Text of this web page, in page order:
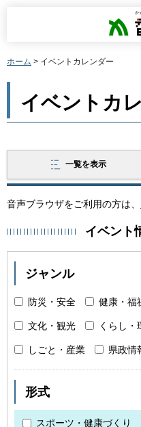
ホーム > イベントカレンダー
イベントカ
一覧を表示
音声ブラウザをご利用の方は、
イベント
ジャンル
防災・安全 健康・福
文化・観光 くらし・
しごと・産業 県政情
形式
スポーツ・健康づくり